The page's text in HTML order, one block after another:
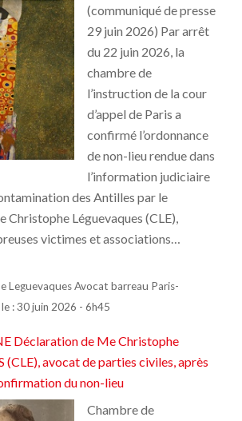
(communiqué de presse
29 juin 2026) Par arrêt
du 22 juin 2026, la
chambre de
l’instruction de la cour
d’appel de Paris a
confirmé l’ordonnance
de non-lieu rendue dans
l’information judiciaire
des Antilles par le
Christophe Léguevaques (CLE),
victimes et associations…
Leguevaques Avocat barreau Paris-
le :30 juin 2026 - 6h45
Déclaration de Me Christophe
(CLE), avocat de parties civiles, après
du non-lieu
Chambre de